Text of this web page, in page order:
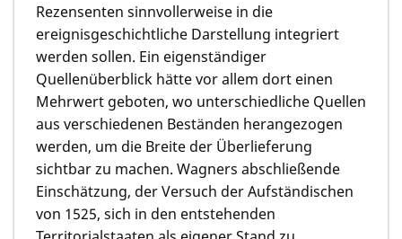
Rezensenten sinnvollerweise in die
ereignisgeschichtliche Darstellung integriert
werden sollen. Ein eigenständiger
Quellenüberblick hätte vor allem dort einen
Mehrwert geboten, wo unterschiedliche Quellen
aus verschiedenen Beständen herangezogen
werden, um die Breite der Überlieferung
sichtbar zu machen. Wagners abschließende
Einschätzung, der Versuch der Aufständischen
von 1525, sich in den entstehenden